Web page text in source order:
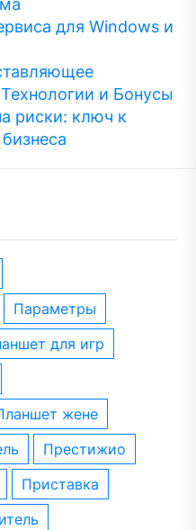
для Windows и
и Бонусы
риски: ключ к
параметры
для игр
планшет жене
престижио
приставка